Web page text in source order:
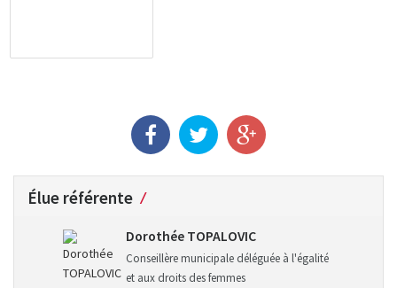
Élue référente
Dorothée TOPALOVIC
Conseillère municipale déléguée à l'égalité
et aux droits des femmes